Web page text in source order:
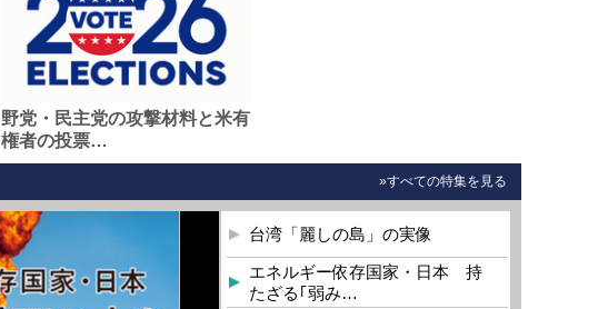
野党・民主党の攻撃材料と米有
権者の投票…
»すべての特集を見る
台湾「麗しの島」の実像
エネルギー依存国家・日本 持
たざる｢弱み…